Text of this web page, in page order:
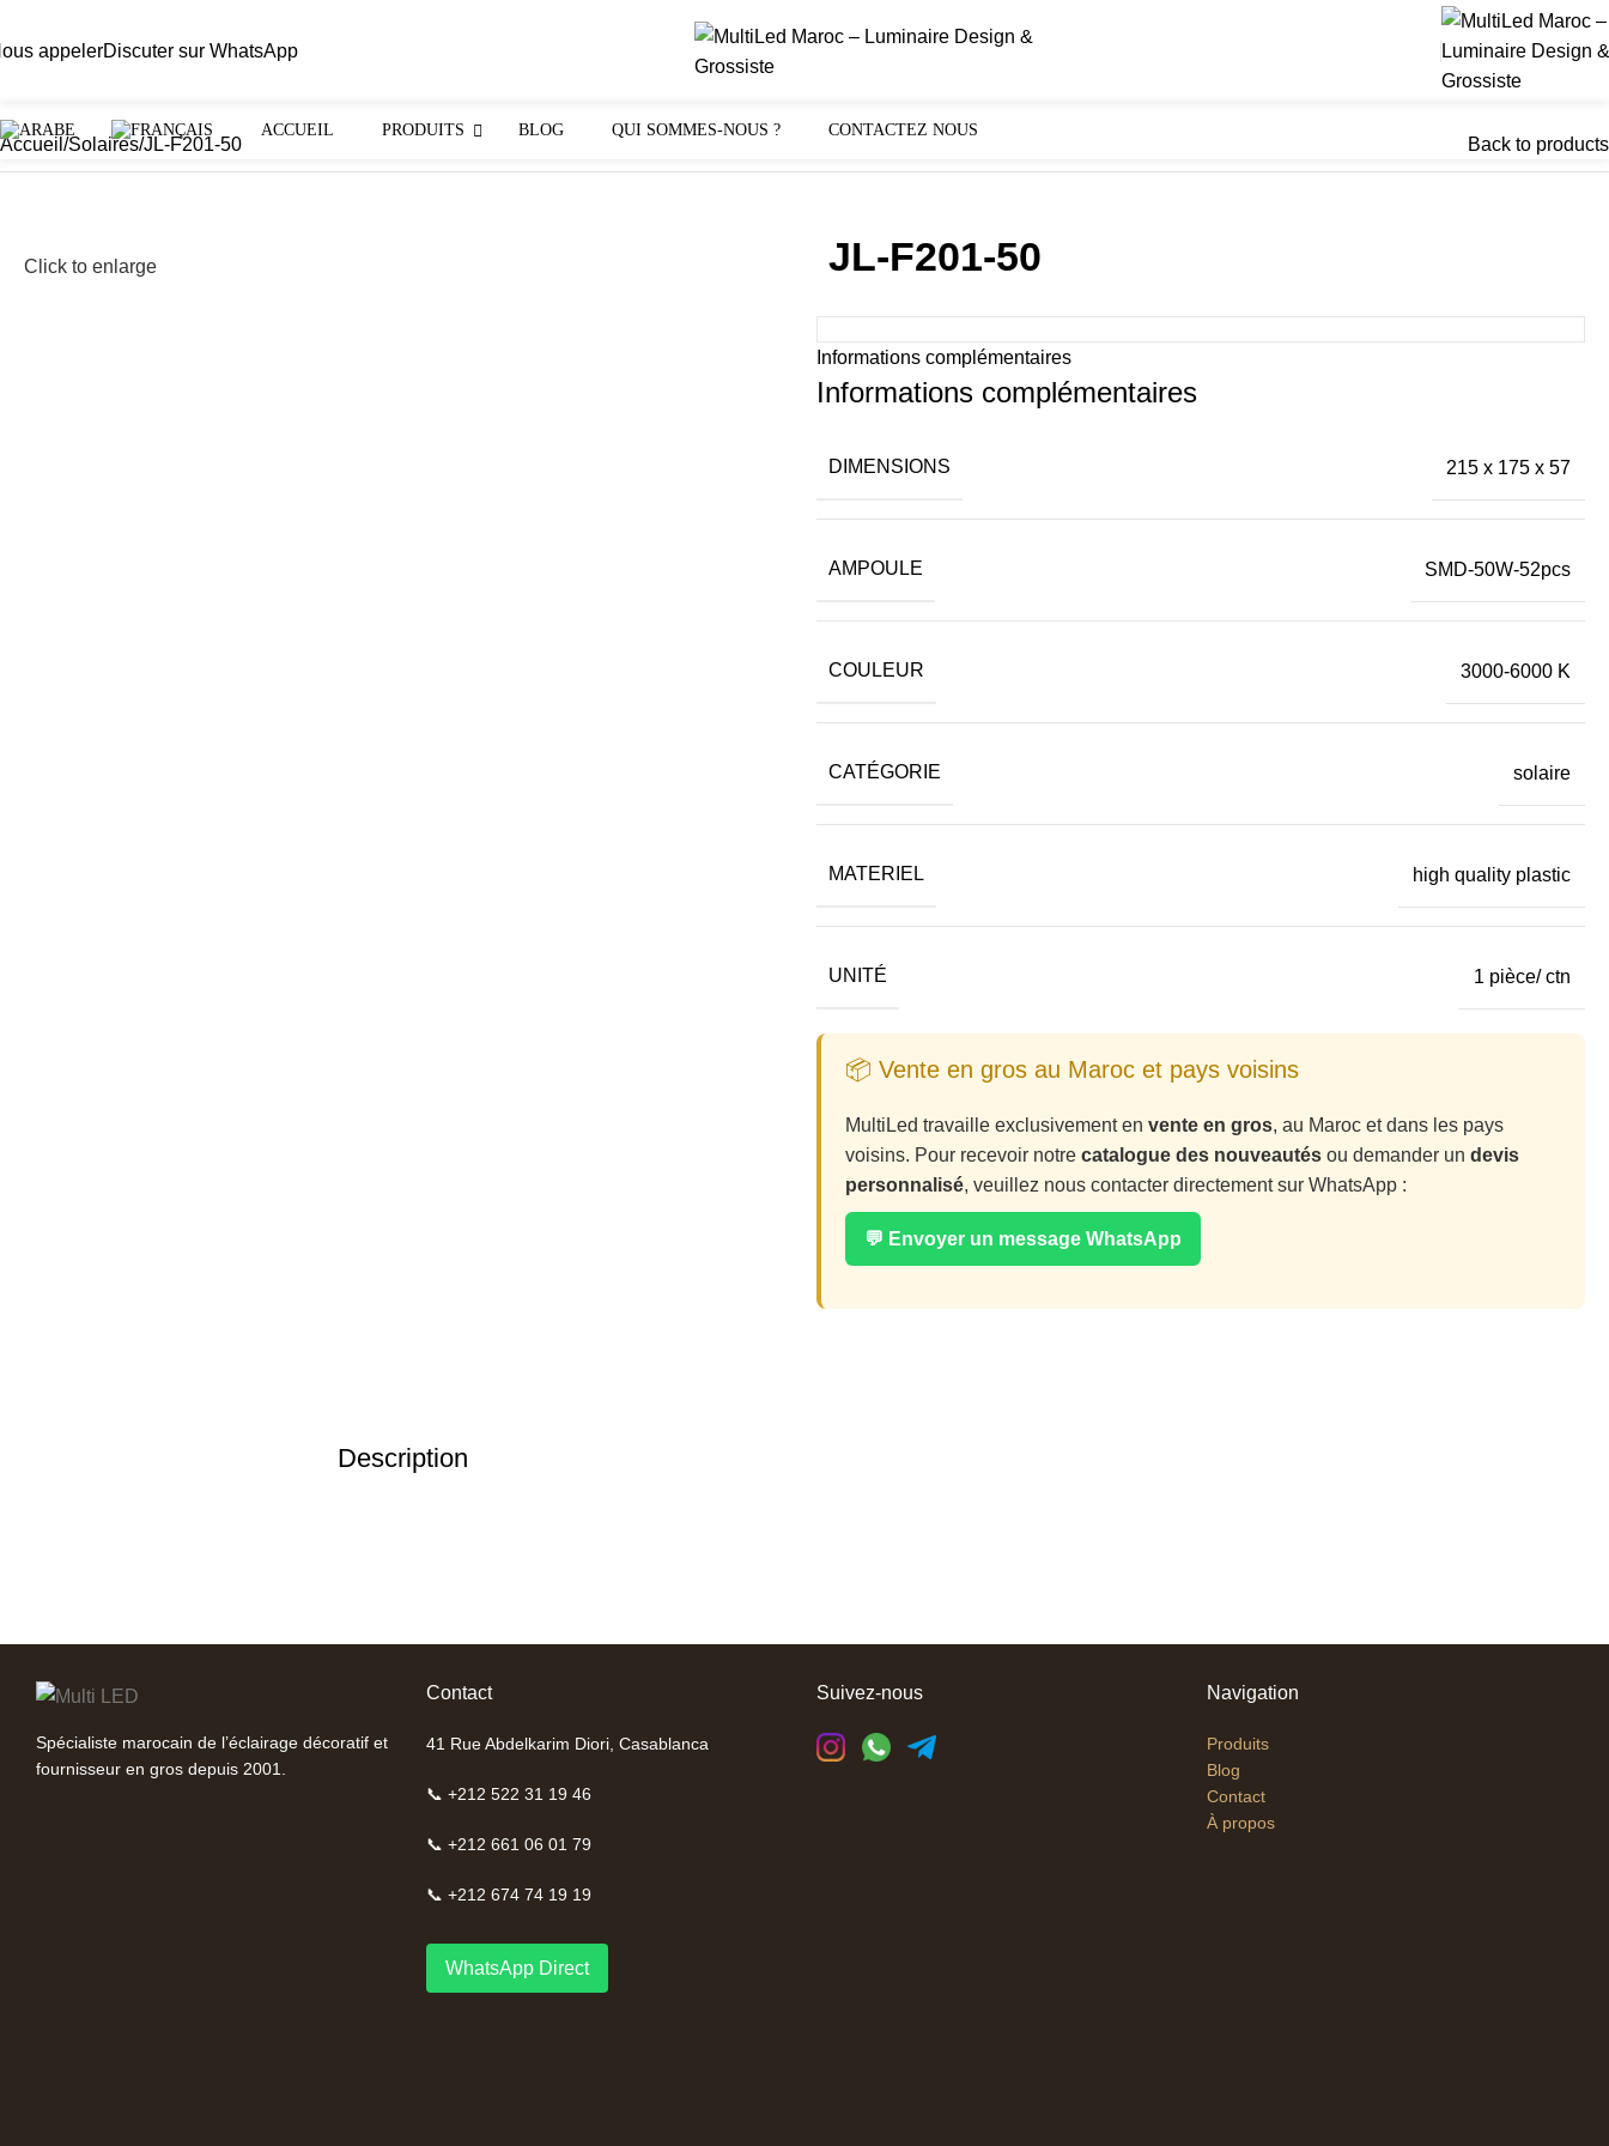
appelerDiscuter sur WhatsApp
ACCUEIL PRODUITS BLOG QUI SOMMES-NOUS ? CONTACTEZ NOUS
Accueil Solaires JL-F201-50 Back to products
Click to enlarge JL-F201-50
Informations complémentaires
Informations complémentaires
DIMENSIONS 215 x 175 x 57
AMPOULE SMD-50W-52pcs
COULEUR 3000-6000 K
CATÉGORIE solaire
MATERIEL high quality plastic
UNITÉ 1 pièce/ ctn
📦 Vente en gros au Maroc et pays voisins
MultiLed travaille exclusivement en vente en gros, au Maroc et dans les pays
voisins. Pour recevoir notre catalogue des nouveautés ou demander un devis
personnalisé, veuillez nous contacter directement sur WhatsApp :
💬 Envoyer un message WhatsApp
Description
Spécialiste marocain de l’éclairage décoratif et
fournisseur en gros depuis 2001.
Contact
41 Rue Abdelkarim Diori, Casablanca
📞 +212 522 31 19 46
📞 +212 661 06 01 79
📞 +212 674 74 19 19
WhatsApp Direct
Suivez-nous Navigation
Produits
Blog
Contact
À propos